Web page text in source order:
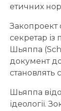
етичних
секретар із
Шьяппа
документ
становлять
Шьяппа
ідеології.